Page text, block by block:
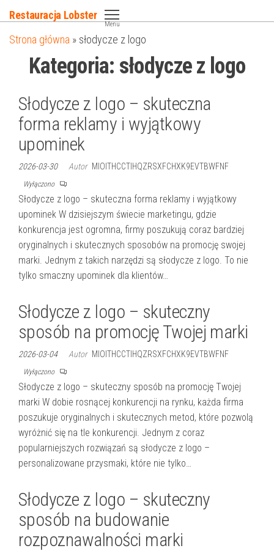
do
treści
Restauracja Lobster
Menu
Strona główna » słodycze z logo
Kategoria: słodycze z logo
Słodycze z logo – skuteczna
forma reklamy i wyjątkowy
upominek
2026-03-30 Autor MIOITHCCTIHQZRSXFCHXK9EVTBWFNF
Wyłączono
Słodycze z logo – skuteczna forma reklamy i wyjątkowy
upominek W dzisiejszym świecie marketingu, gdzie
konkurencja jest ogromna, firmy poszukują coraz bardziej
oryginalnych i skutecznych sposobów na promocję swojej
marki. Jednym z takich narzędzi są słodycze z logo. To nie
tylko smaczny upominek dla klientów…
Słodycze z logo – skuteczny
sposób na promocję Twojej marki
2026-03-04 Autor MIOITHCCTIHQZRSXFCHXK9EVTBWFNF
Wyłączono
Słodycze z logo – skuteczny sposób na promocję Twojej
marki W dobie rosnącej konkurencji na rynku, każda firma
poszukuje oryginalnych i skutecznych metod, które pozwolą
wyróżnić się na tle konkurencji. Jednym z coraz
popularniejszych rozwiązań są słodycze z logo –
personalizowane przysmaki, które nie tylko…
Słodycze z logo – skuteczny
sposób na budowanie
rozpoznawalności marki